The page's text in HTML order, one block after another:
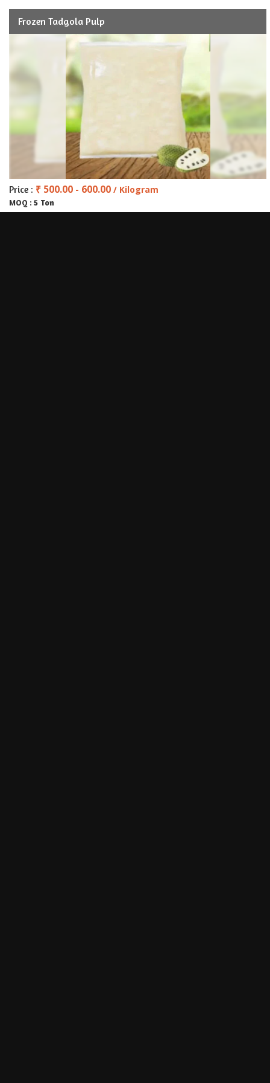
Frozen Tadgola Pulp
Price : ₹ 500.00 - 600.00 / Kilogram
MOQ : 5 Ton